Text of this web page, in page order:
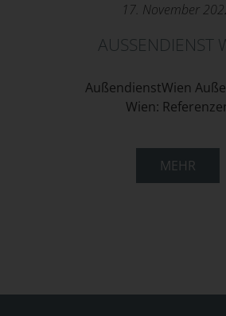
17. November
AUSSENDIENST
AußendienstWien
Wien:
MEHR